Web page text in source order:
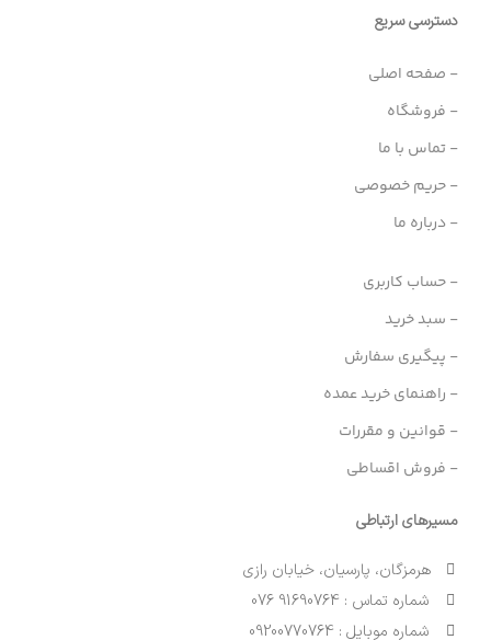
دسترسی سریع
- صفحه اصلی
- فروشگاه
- تماس با ما
- حریم خصوصی
- درباره ما
- حساب کاربری
- سبد خرید
- پیگیری سفارش
- راهنمای خرید عمده
- قوانین و مقررات
- فروش اقساطی
مسیرهای ارتباطی
هرمزگان، پارسیان، خیابان رازی
شماره تماس : 91690764 076
شماره موبایل : 09200770764